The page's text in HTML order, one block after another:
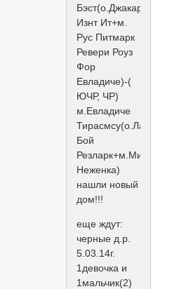
Бэст(о.Джакартас
Изнт Ит+м.
Рус Питмарк
Ревери Роуз
Фор
Евладиче)-(
ЮЧР, ЧР)
м.Евладиче
Тирасмсу(о.Лаки
Бой
Неженка)
нашли новый
дом!!!
еще ждут:
черные д.р.
5.03.14г.
1девочка и
1мальчик(2)